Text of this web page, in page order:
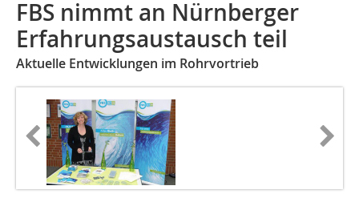
FBS nimmt an Nürnberger
Erfahrungsaustausch teil
Aktuelle Entwicklungen im Rohrvortrieb